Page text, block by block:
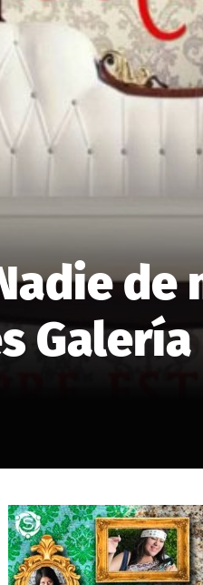
Galería